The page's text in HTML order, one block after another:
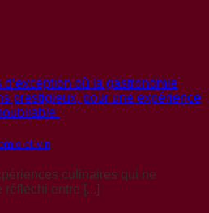
et vin
culinaires qui ne
entre [...]